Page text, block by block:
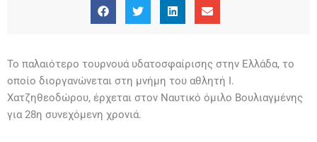
Το παλαιότερο τουρνουά υδατοσφαίρισης στην Ελλάδα, το
οποίο διοργανώνεται στη μνήμη του αθλητή Ι.
Χατζηθεοδώρου, έρχεται στον Ναυτικό όμιλο Βουλιαγμένης
για 28η συνεχόμενη χρονιά.